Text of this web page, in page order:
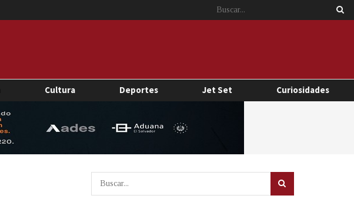
Cultura Deportes Jet Set Curiosidades